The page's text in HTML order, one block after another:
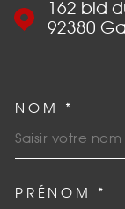
162 bld
92380
NOM *
PRÉNOM *